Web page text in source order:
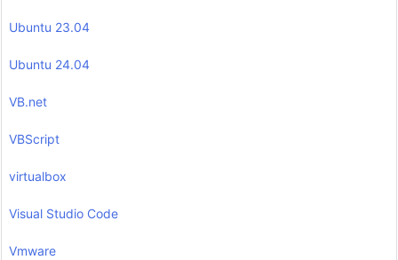
Ubuntu 23.04
Ubuntu 24.04
VB.net
VBScript
virtualbox
Visual Studio Code
Vmware